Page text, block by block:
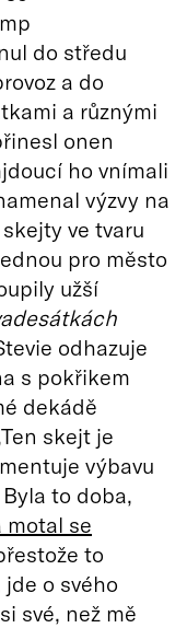
do středu
a do
a různými
onen
ho vnímali
výzvy na
ve tvaru
pro město
užší
odhazuje
s pokřikem
dekádě
skejt je
výbavu
to doba,
motal se
to
o svého
své, než mě